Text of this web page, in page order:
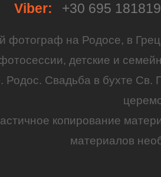
Viber:
+30 695
фотограф на Родосе, в
, детские и
Родос. Свадьба в бухте Св.
копирование
материалов